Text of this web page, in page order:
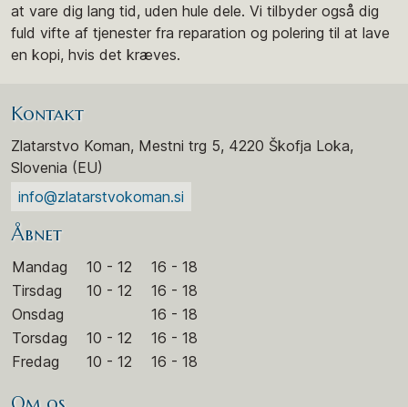
at vare dig lang tid, uden hule dele. Vi tilbyder også dig
fuld vifte af tjenester fra reparation og polering til at lave
en kopi, hvis det kræves.
Kontakt
Zlatarstvo Koman, Mestni trg 5, 4220 Škofja Loka,
Slovenia (EU)
info@zlatarstvokoman.si
Åbnet
Mandag 10 - 12
16 - 18
Tirsdag
10 - 12
16 - 18
Onsdag
16 - 18
Torsdag
10 - 12
16 - 18
Fredag
10 - 12 16 - 18